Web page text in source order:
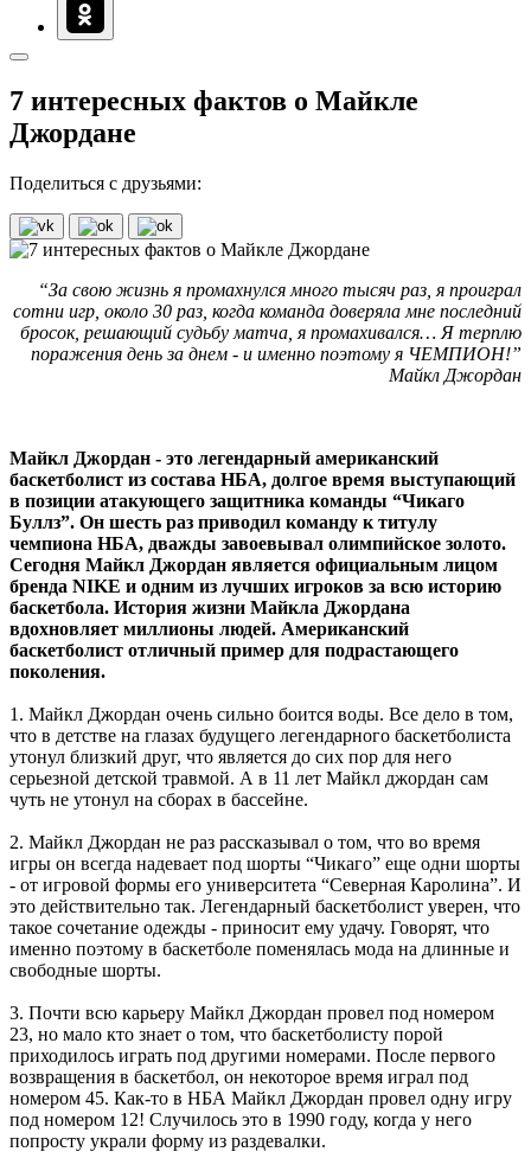
7 интересных фактов о Майкле
Джордане
Поделиться с друзьями:
“За свою жизнь я промахнулся много тысяч раз, я проиграл
сотни игр, около 30 раз, когда команда доверяла мне последний
бросок, решающий судьбу матча, я промахивался… Я терплю
поражения день за днем - и именно поэтому я ЧЕМПИОН!”
Майкл Джордан
Майкл Джордан - это легендарный американский
баскетболист из состава НБА, долгое время выступающий
в позиции атакующего защитника команды “Чикаго
Буллз”. Он шесть раз приводил команду к титулу
чемпиона НБА, дважды завоевывал олимпийское золото.
Сегодня Майкл Джордан является официальным лицом
бренда NIKE и одним из лучших игроков за всю историю
баскетбола. История жизни Майкла Джордана
вдохновляет миллионы людей. Американский
баскетболист отличный пример для подрастающего
поколения.
1. Майкл Джордан очень сильно боится воды. Все дело в том,
что в детстве на глазах будущего легендарного баскетболиста
утонул близкий друг, что является до сих пор для него
серьезной детской травмой. А в 11 лет Майкл джордан сам
чуть не утонул на сборах в бассейне.
2. Майкл Джордан не раз рассказывал о том, что во время
игры он всегда надевает под шорты “Чикаго” еще одни шорты
- от игровой формы его университета “Северная Каролина”. И
это действительно так. Легендарный баскетболист уверен, что
такое сочетание одежды - приносит ему удачу. Говорят, что
именно поэтому в баскетболе поменялась мода на длинные и
свободные шорты.
3. Почти всю карьеру Майкл Джордан провел под номером
23, но мало кто знает о том, что баскетболисту порой
приходилось играть под другими номерами. После первого
возвращения в баскетбол, он некоторое время играл под
номером 45. Как-то в НБА Майкл Джордан провел одну игру
под номером 12! Случилось это в 1990 году, когда у него
попросту украли форму из раздевалки.